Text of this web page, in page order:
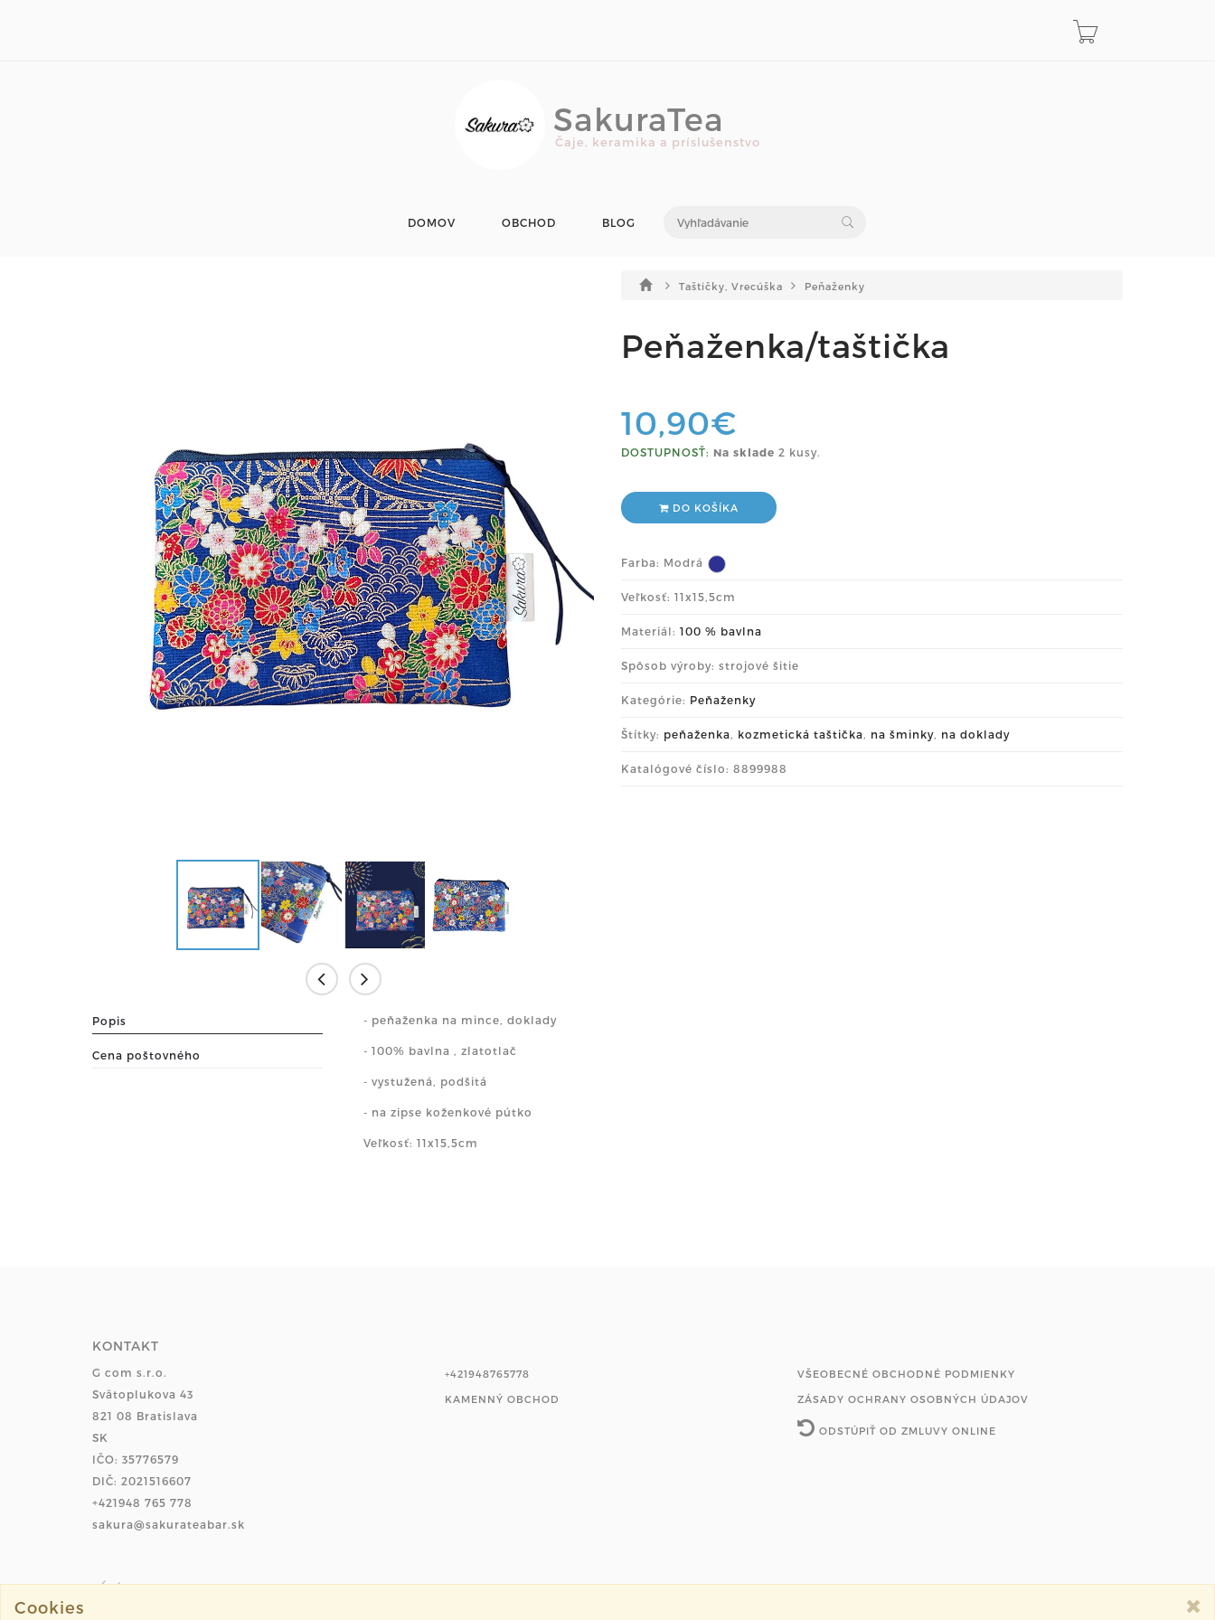
SakuraTea
Čaje, keramika a príslušenstvo
DOMOV OBCHOD BLOG
Taštičky, Vrecúška Peňaženky
Peňaženka/taštička
10,90€
DOSTUPNOSŤ: Na sklade 2 kusy.
DO KOŠÍKA
Farba: Modrá
Veľkosť: 11x15,5cm
Materiál: 100 % bavlna
Spôsob výroby: strojové šitie
Kategórie: Peňaženky
Štítky: peňaženka, kozmetická taštička, na šminky, na doklady
Katalógové číslo: 8899988
Popis
Cena poštovného
- peňaženka na mince, doklady
- 100% bavlna , zlatotlač
- vystužená, podšitá
- na zipse koženkové pútko
Veľkosť: 11x15,5cm
KONTAKT
G com s.r.o.
Svätoplukova 43
821 08 Bratislava
SK
IČO: 35776579
DIČ: 2021516607
+421948 765 778
sakura@sakurateabar.sk
+421948765778
KAMENNÝ OBCHOD
VŠEOBECNÉ OBCHODNÉ PODMIENKY
ZÁSADY OCHRANY OSOBNÝCH ÚDAJOV
ODSTÚPIŤ OD ZMLUVY ONLINE
Cookies